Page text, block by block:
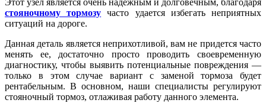
Этот узел является очень надежным и долговечным, благодаря
стояночному тормозу часто удается избегать неприятных
ситуаций на дороге.
Данная деталь является неприхотливой, вам не придется часто
менять ее, достаточно просто проводить своевременную
диагностику, чтобы выявить потенциальные повреждения —
только в этом случае вариант с заменой тормоза будет
рентабельным. В основном, наши специалисты регулируют
стояночный тормоз, отлаживая работу данного элемента.